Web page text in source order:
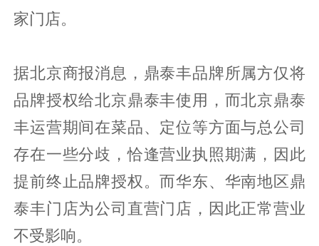
家门店。
据北京商报消息，鼎泰丰品牌所属方仅将
品牌授权给北京鼎泰丰使用，而北京鼎泰
丰运营期间在菜品、定位等方面与总公司
存在一些分歧，恰逢营业执照期满，因此
提前终止品牌授权。而华东、华南地区鼎
泰丰门店为公司直营门店，因此正常营业
不受影响。